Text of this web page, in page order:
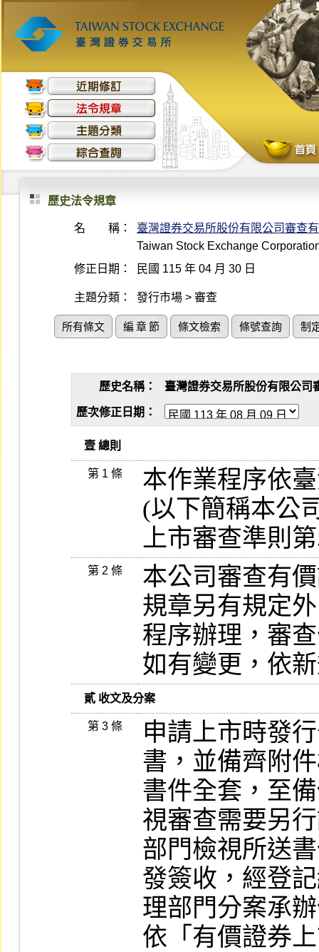
歷史法令規章
名 稱：
臺灣證券交易所股份有限公司審查
Taiwan Stock Exchange
修正日期：
民國 115 年 04 月 30 日
主題分類： 發行市場 > 審查
所有條文 編 章 節 條文檢索 條號查詢 制
歷史名稱： 臺灣證券交易所股份有限公司
歷次修正日期：
   壹 總則
第 1 條
本作業程序依
(以下簡稱本公
上市審查準則
第 2 條
本公司審查有
規章另有規定
程序辦理，審
如有變更，依
   貳 收文及分案
第 3 條
申請上市時發
書，並備齊附
書件全套，至
視審查需要另
部門檢視所送
發簽收，經登
理部門分案承
依「有價證券